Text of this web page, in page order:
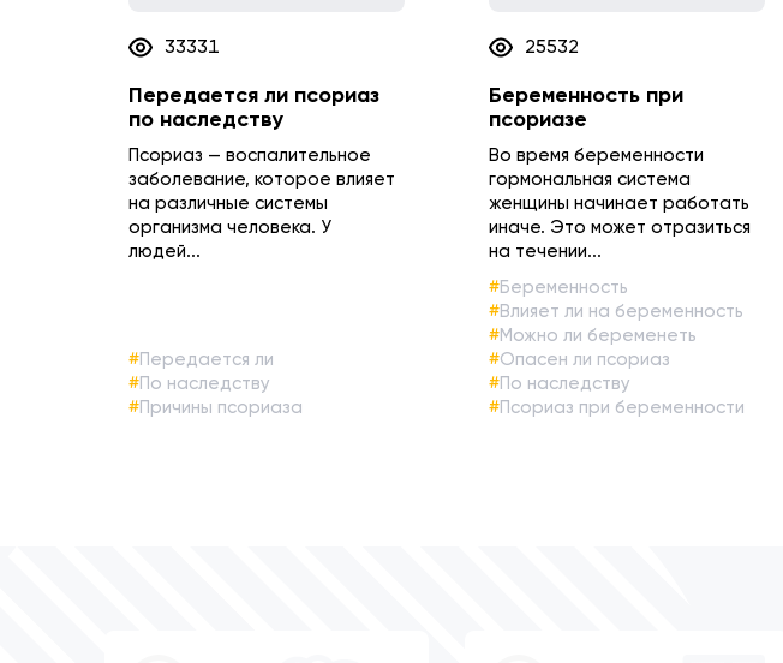
33331
Передается ли псориаз
по наследству
Псориаз — воспалительное
заболевание, которое влияет
на различные системы
организма человека. У
людей...
Передается ли
По наследству
Причины псориаза
25532
Беременность при
псориазе
Во время беременности
гормональная система
женщины начинает работать
иначе. Это может отразиться
на течении...
Беременность
Влияет ли на беременность
Можно ли беременеть
Опасен ли псориаз
По наследству
Псориаз при беременности